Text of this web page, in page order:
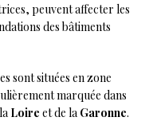
peuvent affecter les
des bâtiments
sont situées en zone
marquée dans
Loire et de la Garonne.